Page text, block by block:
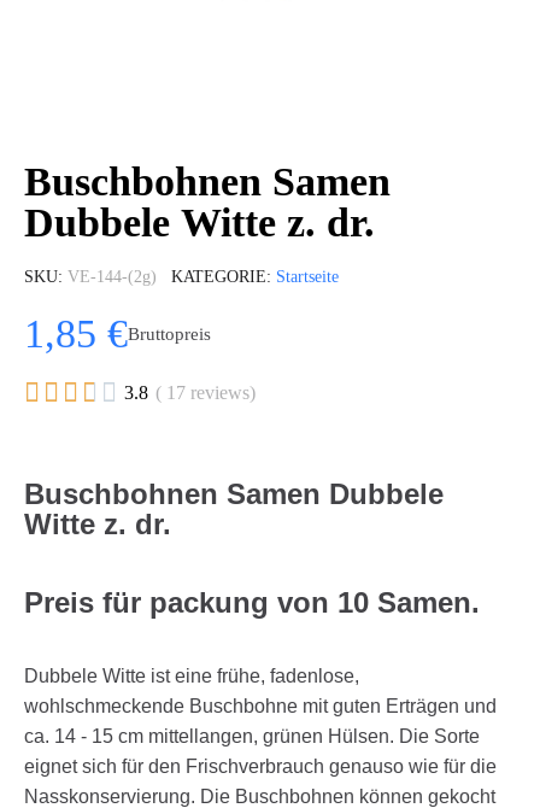
Buschbohnen Samen
Dubbele Witte z. dr.
SKU VE-144-(2g) KATEGORIE Startseite
1,85 €Bruttopreis
     3.8 ( 17 reviews)
Buschbohnen Samen Dubbele
Witte z. dr.
Preis für packung von 10 Samen.
Dubbele Witte ist eine frühe, fadenlose,
wohlschmeckende Buschbohne mit guten Erträgen und
ca. 14 - 15 cm mittellangen, grünen Hülsen. Die Sorte
eignet sich für den Frischverbrauch genauso wie für die
Nasskonservierung. Die Buschbohnen können gekocht